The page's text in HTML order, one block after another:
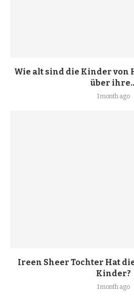
Wie alt sind die Kinder von
über
1 month ago
Ireen Sheer Tochter Hat
Kinder?
1 month ago